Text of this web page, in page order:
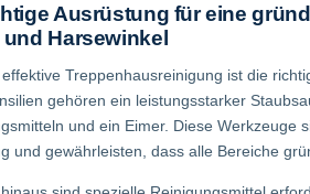
Ausrüstung für eine
und Harsewinkel
Treppenhausreinigung ist die
gehören ein leistungsstarker
und ein Eimer. Diese Werkzeuge
und gewährleisten, dass alle Bereiche